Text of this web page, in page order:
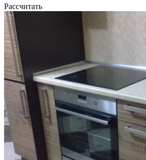
Рассчитать